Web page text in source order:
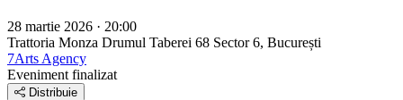
28 martie 2026 · 20:00
Trattoria Monza Drumul Taberei 68 Sector 6, București
7Arts Agency
Eveniment finalizat
Distribuie